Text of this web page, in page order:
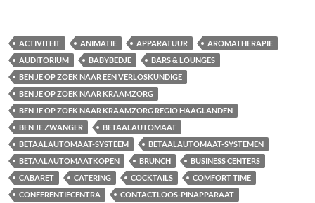
ACTIVITEIT ANIMATIE APPARATUUR
AROMATHERAPIE
AUDITORIUM
BABYBEDJE
BARS & LOUNGES
BEN JE OP ZOEK NAAR EEN VERLOSKUNDIGE
BEN JE OP ZOEK NAAR KRAAMZORG
BEN JE OP ZOEK NAAR KRAAMZORG REGIO HAAGLANDEN
BEN JE ZWANGER
BETAALAUTOMAAT
BETAALAUTOMAAT-SYSTEEM
BETAALAUTOMAAT-SYSTEMEN
BETAALAUTOMAATKOPEN
BRUNCH
BUSINESS CENTERS
CABARET
CATERING COCKTAILS
COMFORT TIME
CONFERENTIECENTRA
CONTACTLOOS-PINAPPARAAT